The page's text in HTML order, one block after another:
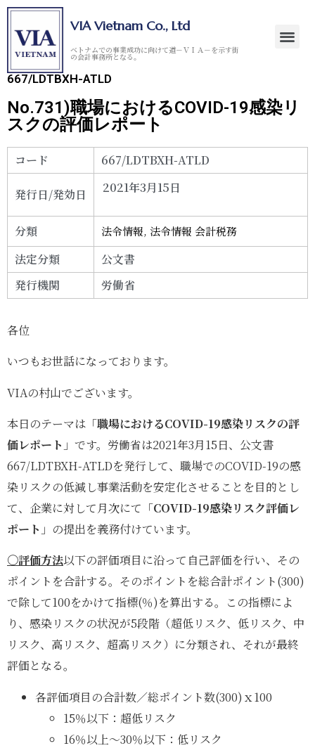
VIA Vietnam Co., Ltd
ベトナムでの事業成功に向けて道－ＶＩＡ－を示す街
の会計事務所となる。
667/LDTBXH-ATLD
No.731)職場におけるCOVID-19感染リ
スクの評価レポート
コード 667/LDTBXH-ATLD
発行日/発効日 2021年3月15日
分類 法令情報,法令情報 会計税務
法定分類
公文書
発行機関
労働省
各位
いつもお世話になっております。
VIAの村山でございます。
本日のテーマは「職場におけるCOVID-19感染リスクの評
価レポート 」です。労働省は2021年3月15日、公文書
667/LDTBXH-ATLDを発行して、職場でのCOVID-19の感
染リスクの低減し事業活動を安定化させることを目的とし
て、企業に対して月次にて「COVID-19感染リスク評価レ
ポート 」の提出を義務付けています。
〇評価方法以下の評価項目に沿って自己評価を行い、その
ポイントを合計する。そのポイントを総合計ポイント(300)
で除して100をかけて指標(％)を算出する。この指標によ
り、感染リスクの状況が5段階（超低リスク、低リスク、中
リスク、高リスク、超高リスク）に分類され、それが最終
評価となる。
各評価項目の合計数／総ポイント数(300)ｘ100
15％以下：超低リスク
16％以上～30％以下：低リスク